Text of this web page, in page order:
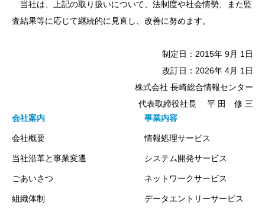
当社は、上記の取り扱いについて、法制度や社会情勢、また監
査結果等に応じて継続的に見直し、改善に努めます。
制定日：2015年 9月 1日
改訂日：2026年 4月 1日
株式会社 長崎総合情報センター
代表取締役社長 平 田 修 三
会社案内
会社概要
当社沿革と事業変遷
ごあいさつ
組織体制
事業内容
情報処理サービス
システム開発サービス
ネットワークサービス
データエントリーサービス